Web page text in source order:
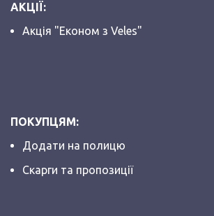
АКЦІЇ:
Акція "Економ з Veles"
ПОКУПЦЯМ:
Додати на полицю
Скарги та пропозиції